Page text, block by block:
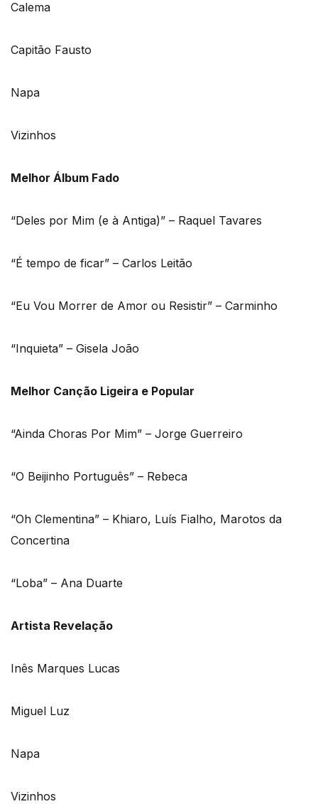
Calema
Capitão Fausto
Napa
Vizinhos
Melhor Álbum Fado
“Deles por Mim (e à Antiga)” – Raquel Tavares
“É tempo de ficar” – Carlos Leitão
“Eu Vou Morrer de Amor ou Resistir” – Carminho
“Inquieta” – Gisela João
Melhor Canção Ligeira e Popular
“Ainda Choras Por Mim” – Jorge Guerreiro
“O Beijinho Português” – Rebeca
“Oh Clementina” – Khiaro, Luís Fialho, Marotos da
Concertina
“Loba” – Ana Duarte
Artista Revelação
Inês Marques Lucas
Miguel Luz
Napa
Vizinhos